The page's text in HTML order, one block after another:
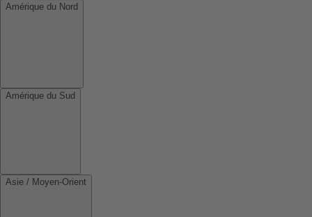
Amérique du Nord
Amérique du Sud
Asie / Moyen-Orient